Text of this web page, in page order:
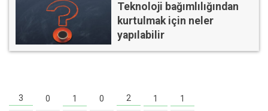
Teknoloji bağımlılığından
kurtulmak için neler
yapılabilir
3 0 1 0 2 1 1